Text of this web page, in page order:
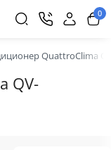
0
QuattroClima
QV-